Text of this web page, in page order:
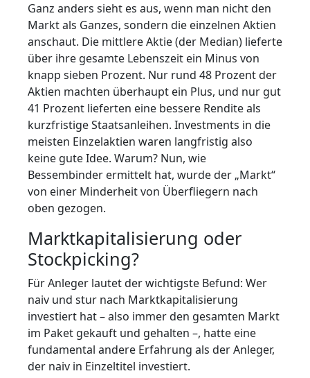
Ganz anders sieht es aus, wenn man nicht den
Markt als Ganzes, sondern die einzelnen Aktien
anschaut. Die mittlere Aktie (der Median) lieferte
über ihre gesamte Lebenszeit ein Minus von
knapp sieben Prozent. Nur rund 48 Prozent der
Aktien machten überhaupt ein Plus, und nur gut
41 Prozent lieferten eine bessere Rendite als
kurzfristige Staatsanleihen. Investments in die
meisten Einzelaktien waren langfristig also
keine gute Idee. Warum? Nun, wie
Bessembinder ermittelt hat, wurde der „Markt“
von einer Minderheit von Überfliegern nach
oben gezogen.
Marktkapitalisierung oder
Stockpicking?
Für Anleger lautet der wichtigste Befund: Wer
naiv und stur nach Marktkapitalisierung
investiert hat – also immer den gesamten Markt
im Paket gekauft und gehalten –, hatte eine
fundamental andere Erfahrung als der Anleger,
der naiv in Einzeltitel investiert.